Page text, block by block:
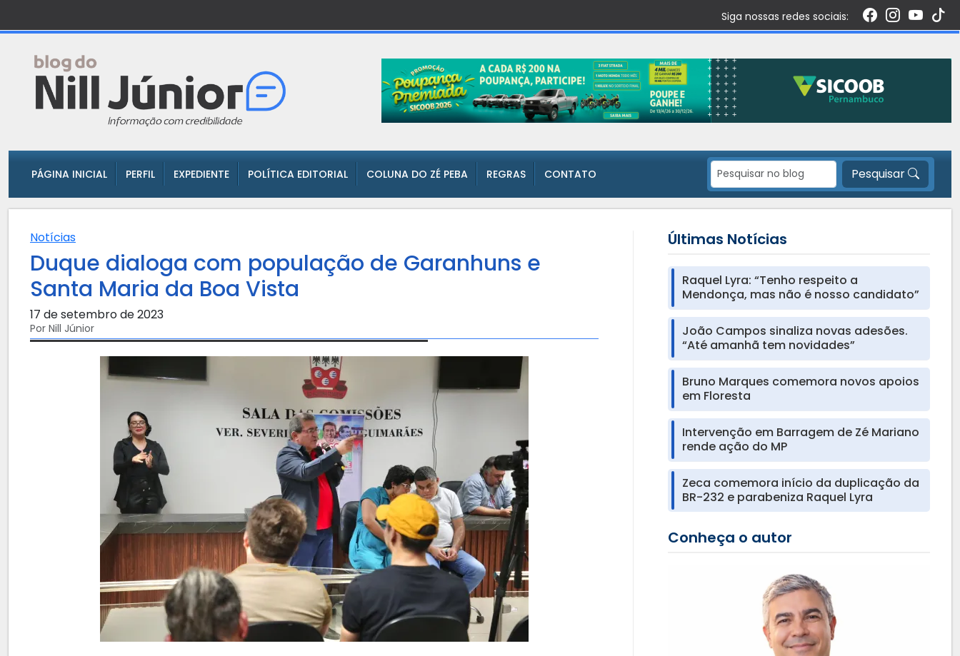
Siga nossas redes sociais:
PÁGINA INICIAL PERFIL EXPEDIENTE POLÍTICA EDITORIAL COLUNA DO ZÉ PEBA REGRAS CONTATO Pesquisar
Notícias
Duque dialoga com população de Garanhuns e
Santa Maria da Boa Vista
17 de setembro de 2023
Por Nill Júnior
Últimas Notícias
Raquel Lyra: “Tenho respeito a
Mendonça, mas não é nosso candidato”
João Campos sinaliza novas adesões.
“Até amanhã tem novidades”
Bruno Marques comemora novos apoios
em Floresta
Intervenção em Barragem de Zé Mariano
rende ação do MP
Zeca comemora início da duplicação da
BR-232 e parabeniza Raquel Lyra
Conheça o autor